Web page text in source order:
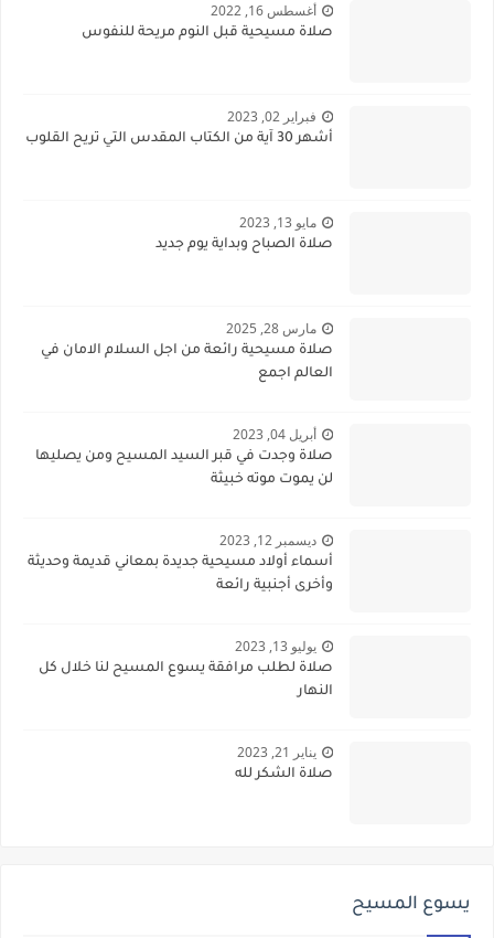
أغسطس 16, 2022
صلاة مسيحية قبل النوم مريحة للنفوس
فبراير 02, 2023
أشهر 30 آية من الكتاب المقدس التي تريح القلوب
مايو 13, 2023
صلاة الصباح وبداية يوم جديد
مارس 28, 2025
صلاة مسيحية رائعة من اجل السلام الامان في
العالم اجمع
أبريل 04, 2023
صلاة وجدت في قبر السيد المسيح ومن يصليها
لن يموت موته خبيثة
ديسمبر 12, 2023
أسماء أولاد مسيحية جديدة بمعاني قديمة وحديثة
وأخرى أجنبية رائعة
يوليو 13, 2023
صلاة لطلب مرافقة يسوع المسيح لنا خلال كل
النهار
يناير 21, 2023
صلاة الشكر لله
يسوع المسيح